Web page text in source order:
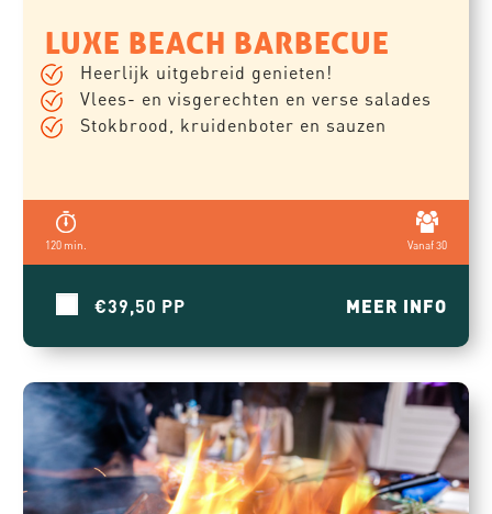
LUXE BEACH BARBECUE
Heerlijk uitgebreid genieten!
Vlees- en visgerechten en verse salades
Stokbrood, kruidenboter en sauzen
120 min. Vanaf 30
€39,50 MEER INFO